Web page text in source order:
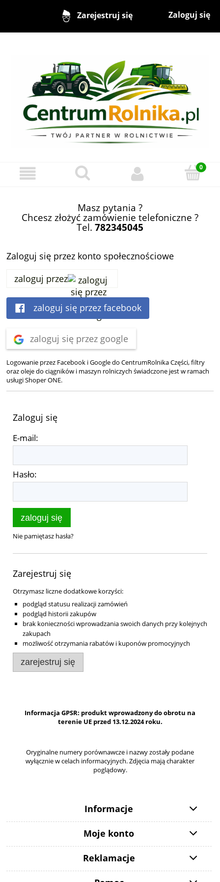
Zarejestruj się Zaloguj się
Masz pytania ?
Chcesz złożyć zamówienie telefoniczne ?
Tel. 782345045
Zaloguj się przez konto społecznościowe
zaloguj przez
zaloguj się przez facebook
zaloguj się przez google
Logowanie przez Facebook i Google do CentrumRolnika Części, filtry
oraz oleje do ciągników i maszyn rolniczych świadczone jest w ramach
usługi Shoper ONE.
Zaloguj się
E-mail:
Hasło:
zaloguj się
Nie pamiętasz hasła?
Zarejestruj się
Otrzymasz liczne dodatkowe korzyści:
podgląd statusu realizacji zamówień
podgląd historii zakupów
brak konieczności wprowadzania swoich danych przy kolejnych
zakupach
możliwość otrzymania rabatów i kuponów promocyjnych
zarejestruj się
Informacja GPSR: produkt wprowadzony do obrotu na
terenie UE przed 13.12.2024 roku.
Oryginalne numery porównawcze i nazwy zostały podane
wyłącznie w celach informacyjnych. Zdjęcia mają charakter
poglądowy.
Informacje
Moje konto
Reklamacje